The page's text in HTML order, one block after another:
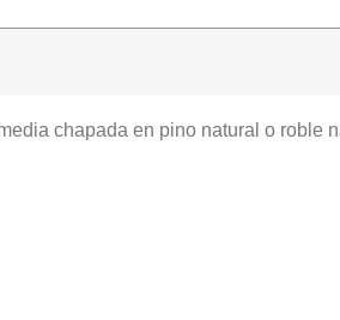
chapada en pino natural o roble